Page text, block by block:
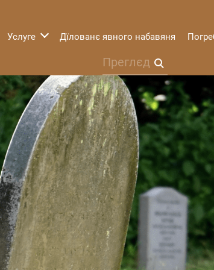
Услуге Дїлованє явного набавяня